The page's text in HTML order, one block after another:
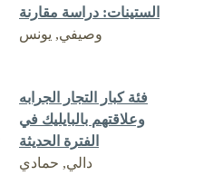
الستينات: دراسة مقارنة
وصيفي, يونس
فئة كبار التجار الجرابه
وعلاقتهم بالبايليك في
الفترة الحديثة
دالي, حمادي